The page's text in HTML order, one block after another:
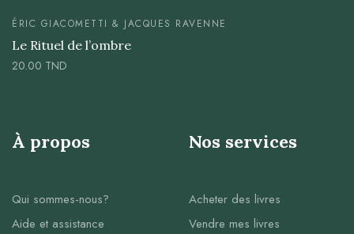
ÉRIC GIACOMETTI & JACQUES RAVENNE
Le Rituel de l’ombre
20.00 TND
À propos
Qui sommes-nous?
Aide et assistance
Nos services
Acheter des livres
Vendre mes livres